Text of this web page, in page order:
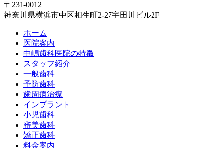
〒231-0012
神奈川県横浜市中区相生町2-27宇田川ビル2F
ホーム
医院案内
中嶋歯科医院の特徴
スタッフ紹介
一般歯科
予防歯科
歯周病治療
インプラント
小児歯科
審美歯科
矯正歯科
料金案内